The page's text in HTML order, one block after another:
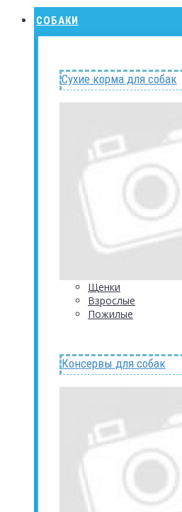
СОБАКИ
Сухие корма для собак
Щенки
Взрослые
Пожилые
Консервы для собак